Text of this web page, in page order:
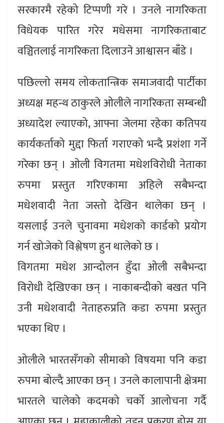
सरकारमै रहेको टिप्पणी गरे । उनले नागरिकता
विधेयक पारित गरेर मधेसमा नागरिकताबाट
वञ्चितलाई नागरिकता दिलाउने आश्वासन बाँडे ।
पछिल्लो समय लोकतान्त्रिक समाजवादी पार्टीका
अध्यक्ष महन्थ ठाकुरले ओलीले नागरिकता सम्बन्धी
अध्यादेश ल्याएको, आफ्ना जेलमा रहेका कतिपय
कार्यकर्ताको मुद्दा फिर्ता गराएको भन्दै प्रशंशा गर्ने
गरेका छन् । ओली विगतमा मधेशविरोधी नेताका
रुपमा प्रस्तुत गरिएकामा अहिले सबैभन्दा
मधेशवादी नेता जस्तो देखिन थालेका छन् ।
यसलाई उनले चुनावमा मधेशको कार्डको प्रयोग
गर्न खोजेको विश्लेषण हुन थालेको छ ।
विगतमा मधेश आन्दोलन हुँदा ओली सबैभन्दा
विरोधी देखिएका छन् । नाकाबन्दीको बखत पनि
उनी मधेशवादी नेताहरुप्रति कडा रुपमा प्रस्तुत
भएका थिए ।
ओलीले भारतसँगको सीमाको विषयमा पनि कडा
रुपमा बोल्दै आएका छन् । उनले कालापानी क्षेत्रमा
भारतले चालेको कदमको चर्को आलोचना गर्दै